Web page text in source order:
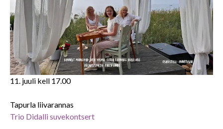
11. juuli kell 17.00
Tapurla liivarannas
Trio Didalli suvekontsert